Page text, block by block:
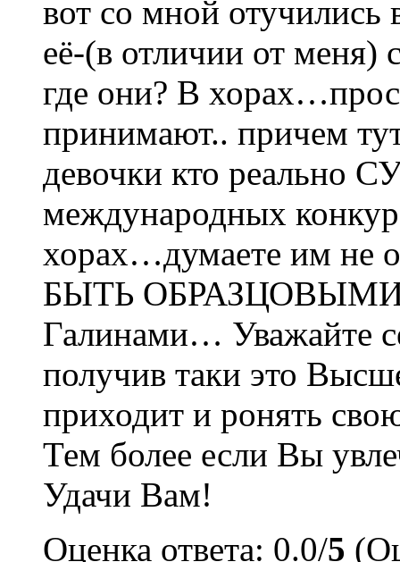
вот со мной отучились
её-(в отличии от меня)
где они? В
принимают.. причем
девочки кто реально
международных
хорах…думаете им не
БЫТЬ
Галинами… Уважайте
получив таки это
приходит и ронять
Тем более если Вы
Удачи Вам!
Оценка ответа: 0.0/5